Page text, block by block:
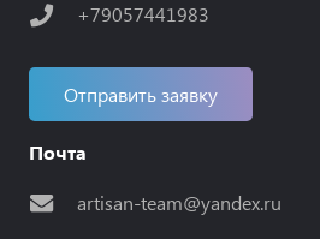
+79057441983
Отправить заявку
Почта
artisan-team@yandex.ru